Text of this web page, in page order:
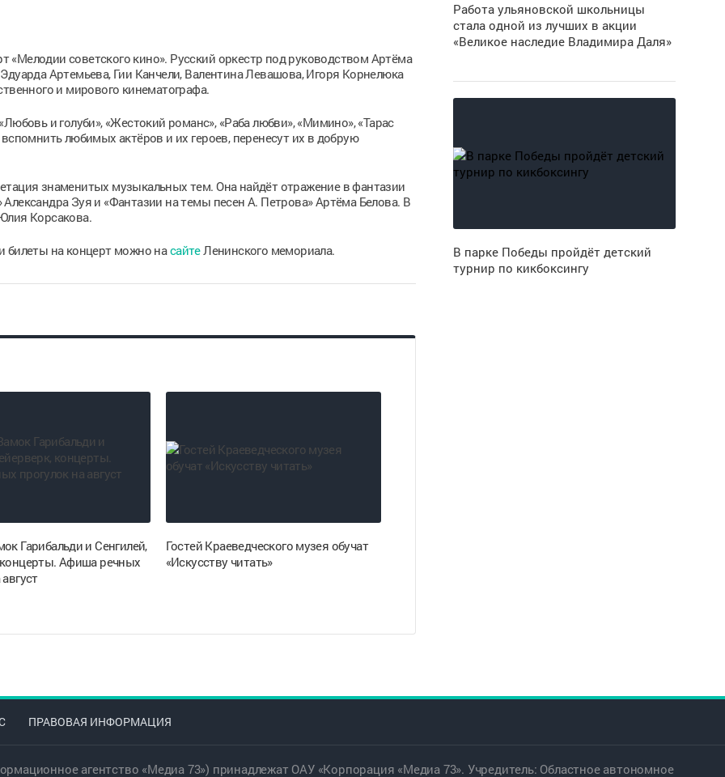
«Мелодии советского кино». Русский оркестр под руководством Артёма
Артемьева, Гии Канчели, Валентина Левашова, Игоря Корнелюка
и мирового кинематографа.
и голуби», «Жестокий романс», «Раба любви», «Мимино», «Тарас
любимых актёров и их героев, перенесут их в добрую
знаменитых музыкальных тем. Она найдёт отражение в фантазии
Зуя и «Фантазии на темы песен А. Петрова» Артёма Белова. В
Корсакова.
билеты на концерт можно насайтеЛенинского мемориала.
Гарибальди и Сенгилей,
Афиша речных
Гостей Краеведческого музея обучат
«Искусству читать»
Работа ульяновской школьницы
стала одной из лучших в акции
«Великое наследие Владимира Даля»
В парке Победы пройдёт детский
турнир по кикбоксингу
ПРАВОВАЯ ИНФОРМАЦИЯ
агентство «Медиа 73») принадлежат ОАУ «Корпорация «Медиа 73». Учредитель: Областное автономное